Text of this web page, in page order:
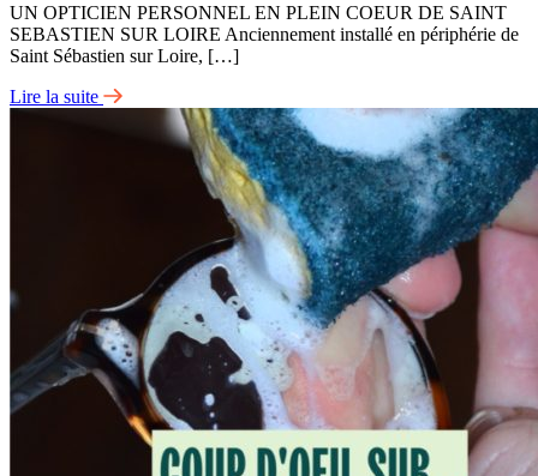
UN OPTICIEN PERSONNEL EN PLEIN COEUR DE SAINT
SEBASTIEN SUR LOIRE Anciennement installé en périphérie de
Saint Sébastien sur Loire, […]
Lire la suite